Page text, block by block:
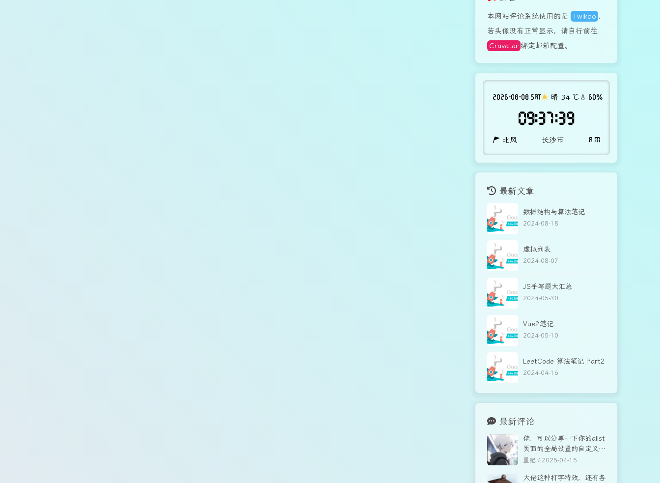
本网站评论系统使用的是 Twikoo ,
若头像没有正常显示，请自行前往
Cravatar 绑定邮箱配置。
2026-08-08 SAT 晴 34℃ 💧 60%
09:37:40
北风 长沙市 A M
最新文章
数据结构与算法笔记
2024-08-18
虚拟列表
2024-08-07
JS手写题大汇总
2024-05-30
Vue2笔记
2024-05-10
LeetCode 算法笔记 Part2
2024-04-16
最新评论
佬，可以分享一下你的alist
页面的全局设置的自定义头
部和自定义内容的程序吗？
星纪 / 2025-04-15
大佬这种打字特效，还有各